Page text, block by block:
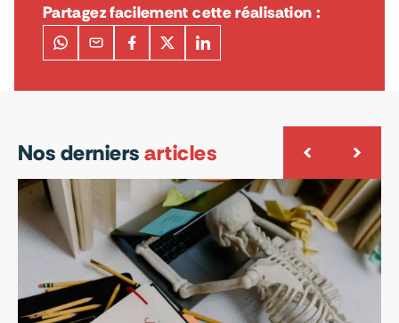
Partagez facilement cette réalisation :
Nos derniers articles